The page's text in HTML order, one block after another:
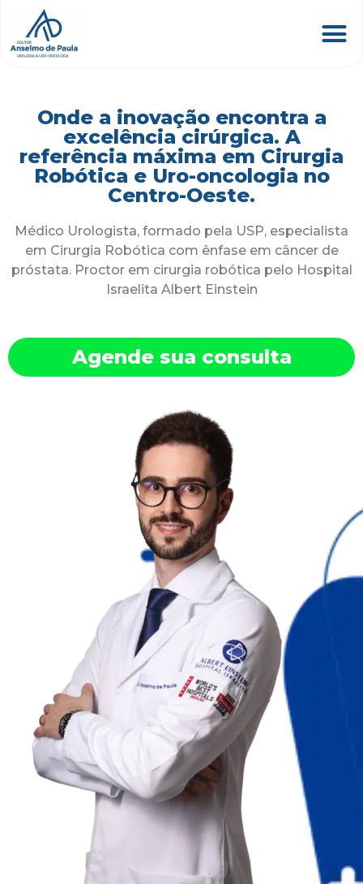
Onde a inovação encontra a
excelência cirúrgica. A
referência máxima em Cirurgia
Robótica e Uro-oncologia no
Centro-Oeste.
Médico Urologista, formado pela USP, especialista
em Cirurgia Robótica com ênfase em câncer de
próstata. Proctor em cirurgia robótica pelo Hospital
Israelita Albert Einstein
Agende sua consulta